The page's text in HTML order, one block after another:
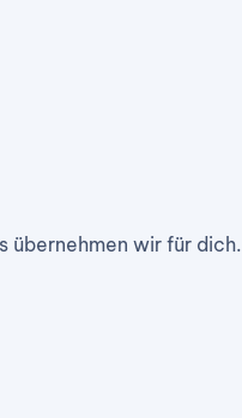
übernehmen wir für dich.